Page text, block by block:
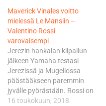
Maverick Vinales voitto
mielessä Le Mansiin –
Valentino Rossi
varovaisempi
Jerezin hankalan kilpailun
jälkeen Yamaha testasi
Jerezissä ja Mugellossa
päästääkseen paremmin
jyvälle pyörästään. Rossi on
voittanut kuninkuusluokan
16 toukokuun, 2018